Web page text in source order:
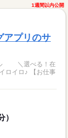
1週間以内公開
アプリのサ
【お仕事
）